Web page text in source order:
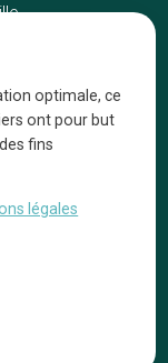
nous
optimale, ce
ont pour but
fins
légales